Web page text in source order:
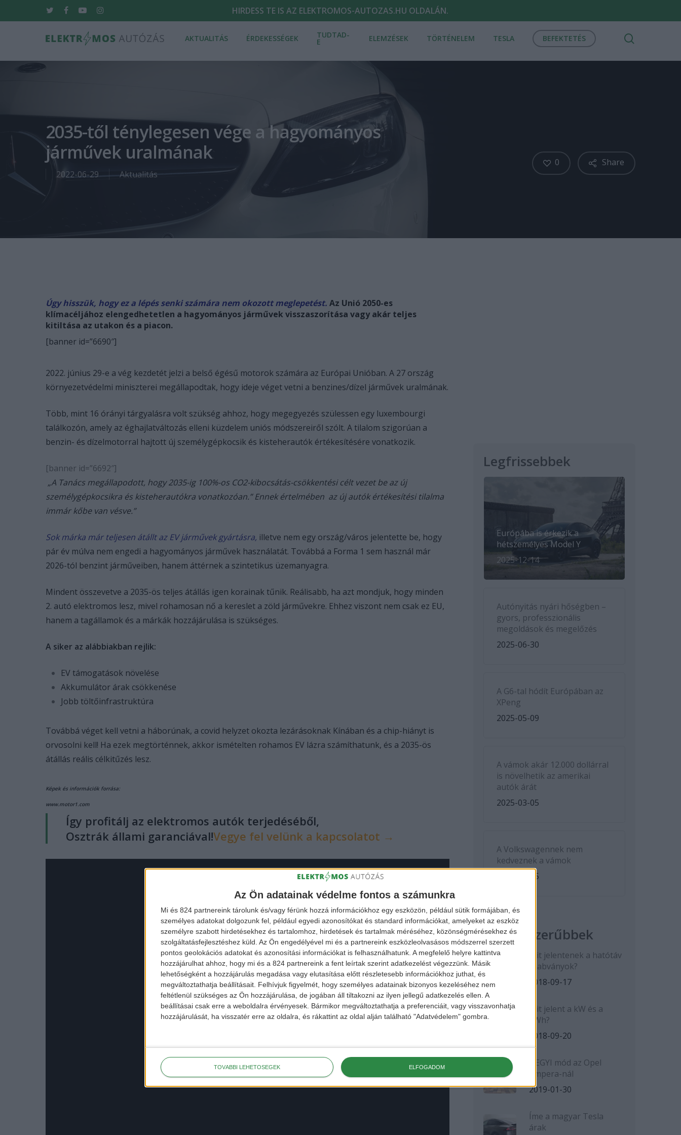
Az Ön adatainak védelme fontos a számunkra
Mi és 824 partnereink tárolunk és/vagy férünk hozzá információkhoz egy eszközön, például sütik formájában, és
személyes adatokat dolgozunk fel, például egyedi azonosítókat és standard információkat, amelyeket az eszköz
személyre szabott hirdetésekhez és tartalomhoz, hirdetések és tartalmak méréséhez, közönségmérésekhez és
szolgáltatásfejlesztéshez küld. Az Ön engedélyével mi és a partnereink eszközleolvasásos módszerrel szerzett
pontos geolokációs adatokat és azonosítási információkat is felhasználhatunk. A megfelelő helyre kattintva
hozzájárulhat ahhoz, hogy mi és a 824 partnereink a fent leírtak szerint adatkezelést végezzünk. Másik
lehetőségként a hozzájárulás megadása vagy elutasítása előtt részletesebb információkhoz juthat, és
megváltoztathatja beállításait. Felhívjuk figyelmét, hogy személyes adatainak bizonyos kezeléséhez nem
feltétlenül szükséges az Ön hozzájárulása, de jogában áll tiltakozni az ilyen jellegű adatkezelés ellen. A
beállításai csak erre a weboldalra érvényesek. Bármikor megváltoztathatja a preferenciáit, vagy visszavonhatja
hozzájárulását, ha visszatér erre az oldalra, és rákattint az oldal alján található "Adatvédelem" gombra.
TOVÁBBI LEHETŐSÉGEK ELFOGADOM
to
twitter facebookyoutubeinstagram HIRDESS TE IS AZ ELEKTROMOS-AUTOZAS.HU OLDALÁN.
AKTUALITÁS ÉRDEKESSÉGEK TUDTAD-
E ELEMZÉSEK TÖRTÉNELEM TESLA BEFEKTETÉS
2035-től ténylegesen vége a hagyományos
járművek uralmának
2022-06-29 Aktualitás
Share
0
Úgy hisszük, hogy ez a lépés senki számára nem okozott meglepetést. Az Unió 2050-es
klímacéljához elengedhetetlen a hagyományos járművek visszaszorítása vagy akár teljes
kitiltása az utakon és a piacon.
[banner id=”6690″]
2022. június 29-e a vég kezdetét jelzi a belső égésű motorok számára az Európai Unióban. A 27 ország
környezetvédelmi miniszterei megállapodtak, hogy ideje véget vetni a benzines/dízel járművek uralmának.
Több, mint 16 órányi tárgyalásra volt szükség ahhoz, hogy megegyezés szülessen egy luxembourgi
találkozón, amely az éghajlatváltozás elleni küzdelem uniós módszereiről szólt. A tilalom szigorúan a
benzin- és dízelmotorral hajtott új személygépkocsik és kisteherautók értékesítésére vonatkozik.
[banner id=”6692″]
„A Tanács megállapodott, hogy 2035-ig 100%-os CO2-kibocsátás-csökkentési célt vezet be az új
személygépkocsikra és kisteherautókra vonatkozóan.” Ennek értelmében az új autók értékesítési tilalma
immár kőbe van vésve.”
Sok márka már teljesen átállt az EV járművek gyártásra, illetve nem egy ország/város jelentette be, hogy
pár év múlva nem engedi a hagyományos járművek használatát. Továbbá a Forma 1 sem használ már
2026-tól benzint járműveiben, hanem áttérnek a szintetikus üzemanyagra.
Mindent összevetve a 2035-ös teljes átállás igen korainak tűnik. Reálisabb, ha azt mondjuk, hogy minden
2. autó elektromos lesz, mivel rohamosan nő a kereslet a zöld járművekre. Ehhez viszont nem csak ez EU,
hanem a tagállamok és a márkák hozzájárulása is szükséges.
A siker az alábbiakban rejlik:
EV támogatások növelése
Akkumulátor árak csökkenése
Jobb töltőinfrastruktúra
Továbbá véget kell vetni a háborúnak, a covid helyzet okozta lezárásoknak Kínában és a chip-hiányt is
orvosolni kell! Ha ezek megtörténnek, akkor ismételten rohamos EV lázra számíthatunk, és a 2035-ös
átállás reális célkitűzés lesz.
Képek és információk forrása:
www.motor1.com
Így profitálj az elektromos autók terjedéséből,
Osztrák állami garanciával!Vegye fel velünk a kapcsolatot →
Legfrissebbek
Európába is érkezik a
hétszemélyes Model Y
2025-12-14
Autónyitás nyári hőségben –
gyors, professzionális
megoldások és megelőzés
2025-06-30
A G6-tal hódít Európában az
XPeng
2025-05-09
A vámok akár 12.000 dollárral
is növelhetik az amerikai
autók árát
2025-03-05
A Volkswagennek nem
kedveznek a vámok
2025-03-05
Legnépszerűbbek
Mit jelentenek a hatótáv
szabványok?
2018-09-17
Mit jelent a kW és a
kWh?
2018-09-20
HEGYI mód az Opel
Ampera-nál
2019-01-30
Íme a magyar Tesla
árak